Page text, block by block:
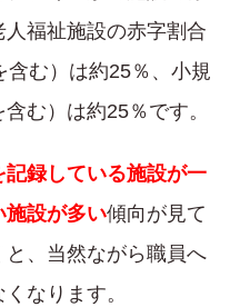
福祉施設の赤字割合
含む）は約25％、小規
む）は約25％です。
記録している施設が一
施設が多い傾向が見て
、当然ながら職員へ
なります。